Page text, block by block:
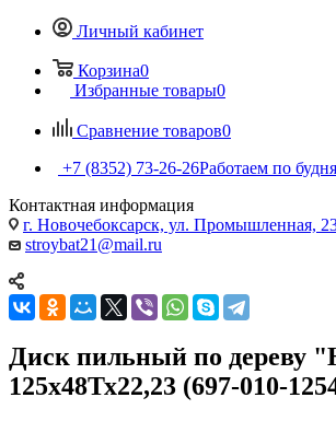
Личный кабинет
Корзина0
Избранные товары0
Сравнение товаров0
+7 (8352) 73-26-26Работаем по
Контактная информация
г. Новочебоксарск, ул. Промышленная,
stroybat21@mail.ru
Диск пильный по дереву
125х48Тх22,23 (697-010-